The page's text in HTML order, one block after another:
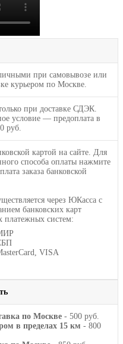
при самовывозе или
курьером по Москве.
при доставке СДЭК.
условие — предоплата в
руб.
картой на сайте. Для
способа оплаты нажмите
заказа банковской
через ЮКасса с
банковских карт
платежных систем:
VISA
по Москве - 500 руб.
в пределах 15 км - 800